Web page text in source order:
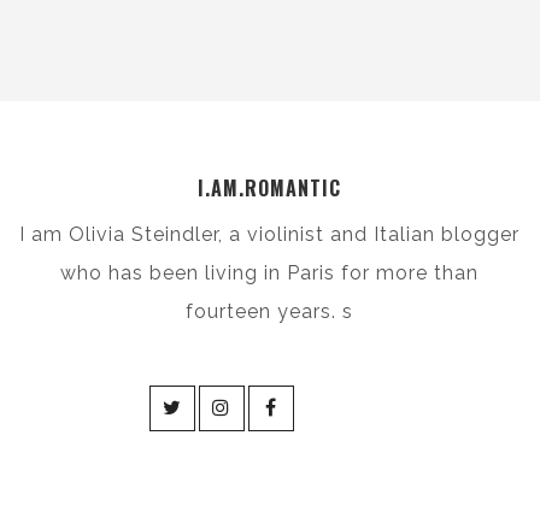
I.AM.ROMANTIC
I am Olivia Steindler, a violinist and Italian blogger
who has been living in Paris for more than
fourteen years. s